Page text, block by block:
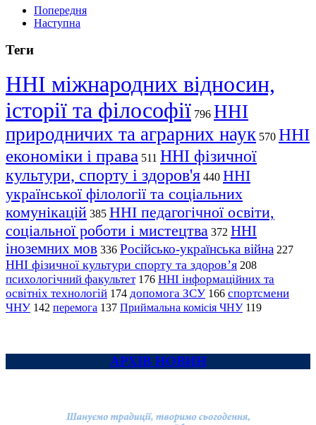
Попередня
Наступна
Теги
ННІ міжнародних відносин,
історії та філософії 796 ННІ
природничих та аграрних наук 570 ННІ
економіки і права 511 ННІ фізичної
культури, спорту і здоров'я 440 ННІ
української філології та соціальних
комунікацій 385 ННІ педагогічної освіти,
соціальної роботи і мистецтва 372 ННІ
іноземних мов 336 Російсько-українська війна 227
ННІ фізичної культури спорту та здоров’я 208
психологічний факультет 176 ННІ інформаційних та
освітніх технологій 174 допомога ЗСУ 166 спортсмени
ЧНУ 142 перемога 137 Приймальна комісія ЧНУ 119
АРХІВ НОВИН